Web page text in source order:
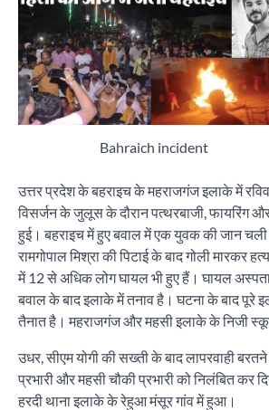
Bahraich incident
उत्तर प्रदेश के बहराइच के महराजगंज इलाके में
विसर्जन के जुलूस के दौरान पत्थरबाजी, फायरिंग
हुई। बहराइच में हुए बवाल में एक युवक की जान
रामगोपाल मिश्रा की पिटाई के बाद गोली मारकर
में 12 से अधिक लोग घायल भी हुए हैं। घायल
बवाल के बाद इलाके में तनाव है। घटना के बाद पूरे
तैनात है। महराजगंज और महसी इलाके के निजी
उधर, सीएम योगी की सख्ती के बाद लापरवाही
प्रभारी और महसी चौकी प्रभारी को निलंबित कर
हरदी थाना इलाके के रेहुआ मंसूर गांव में हुआ।